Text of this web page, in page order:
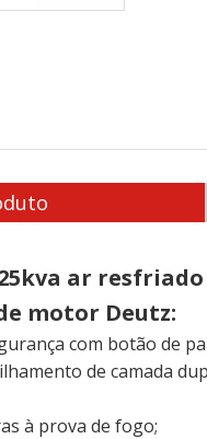
25kva ar
motor Deutz:
com botão de
de camada
à prova de fogo;